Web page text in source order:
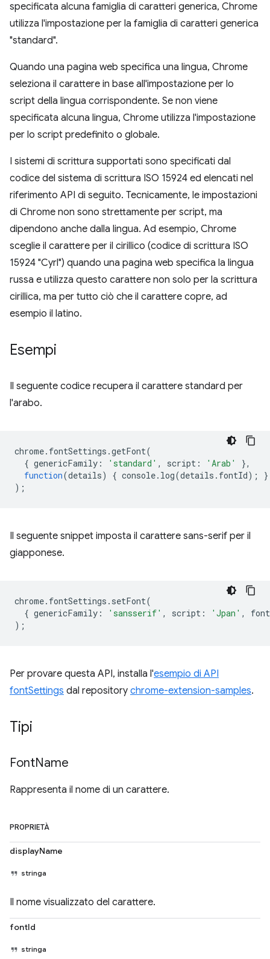
specificata alcuna famiglia di caratteri generica, Chrome
utilizza l'impostazione per la famiglia di caratteri generica
"standard".
Quando una pagina web specifica una lingua, Chrome
seleziona il carattere in base all'impostazione per lo
script della lingua corrispondente. Se non viene
specificata alcuna lingua, Chrome utilizza l'impostazione
per lo script predefinito o globale.
I sistemi di scrittura supportati sono specificati dal
codice del sistema di scrittura ISO 15924 ed elencati nel
riferimento API di seguito. Tecnicamente, le impostazioni
di Chrome non sono strettamente per script, ma
dipendono anche dalla lingua. Ad esempio, Chrome
sceglie il carattere per il cirillico (codice di scrittura ISO
15924 "Cyrl") quando una pagina web specifica la lingua
russa e utilizza questo carattere non solo per la scrittura
cirillica, ma per tutto ciò che il carattere copre, ad
esempio il latino.
Esempi
Il seguente codice recupera il carattere standard per
l'arabo.
chrome. fontSettings .getFont(
{ genericFamily : 'standard' , script : 'Arab'
},
function(details) { console. log(details . fontId);
}
);
Il seguente snippet imposta il carattere sans-serif per il
giapponese.
chrome. fontSettings . setFont(
{ genericFamily : 'sansserif' , script : 'Jpan' ,
);
Per provare questa API, installa l'esempio di API
fontSettings dal repository chrome-extension-samples.
Tipi
FontName
Rappresenta il nome di un carattere.
PROPRIETÀ
displayName
stringa
Il nome visualizzato del carattere.
fontId
stringa